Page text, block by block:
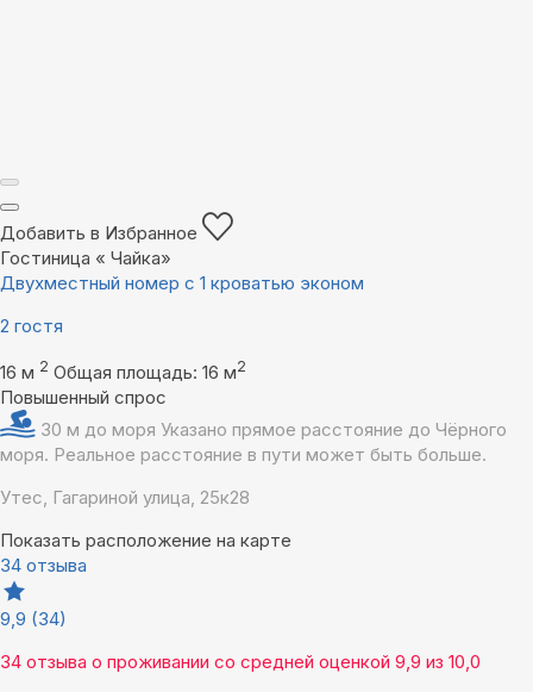
Добавить в Избранное
Гостиница « Чайка»
Двухместный номер с 1 кроватью эконом
2 гостя
16 м 2 Общая площадь: 16 м2
Повышенный спрос
30 м до моря Указано прямое расстояние до Чёрного
моря. Реальное расстояние в пути может быть больше.
Утес, Гагариной улица, 25к28
Показать расположение на карте
34 отзыва
9,9 (34)
34 отзыва о проживании со средней оценкой 9,9 из 10,0